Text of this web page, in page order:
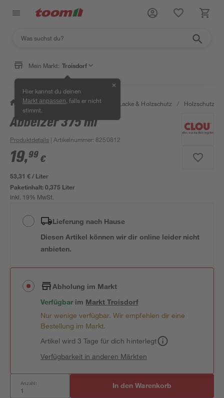
Mein Markt: Troisdorf
Hier kannst du deinen
Markt anpassen , falls er nicht
stimmt.
✕
/ Bauen & Renovieren / Farben, Lacke & Holzschutz / Holzschutz &
Abbeizer 375 ml
Produktdetails | Artikelnummer: 8250812
19,99 €
53,31 € / Liter
Paketinhalt:0,375 Liter
inkl. 19% MwSt.
Lieferung nach Hause
Diesen Artikel können wir dir online leider nicht
anbieten.
Abholung im Markt
Verfügbar im MarktTroisdorf
Nur wenige verfügbar. Wir empfehlen dir eine
Bestellung im Markt.
Artikel wird 3 Tage für dich hinterlegt
Verfügbarkeit in anderen Märkten
Anzahl: In den Warenkorb